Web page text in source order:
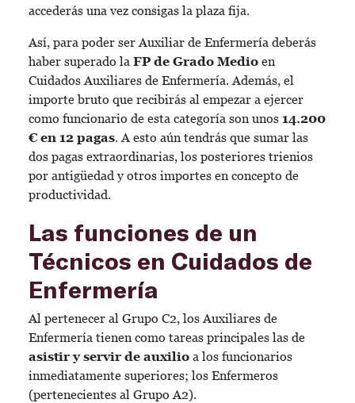
accederás una vez consigas la plaza fija.
Así, para poder ser Auxiliar de Enfermería deberás
haber superado la FP de Grado Medio en
Cuidados Auxiliares de Enfermería. Además, el
importe bruto que recibirás al empezar a ejercer
como funcionario de esta categoría son unos 14.200
€ en 12 pagas. A esto aún tendrás que sumar las
dos pagas extraordinarias, los posteriores trienios
por antigüedad y otros importes en concepto de
productividad.
Las funciones de un
Técnicos en Cuidados de
Enfermería
Al pertenecer al Grupo C2, los Auxiliares de
Enfermería tienen como tareas principales las de
asistir y servir de auxilio a los funcionarios
inmediatamente superiores; los Enfermeros
(pertenecientes al Grupo A2).